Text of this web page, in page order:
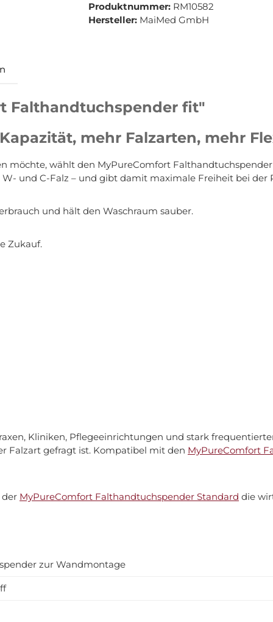
Produktnummer: RM10582
Hersteller: MaiMed GmbH
Falthandtuchspender fit"
mehr Falzarten, mehr
möchte, wählt den MyPureComfort Falthandtuchspender
und C-Falz – und gibt damit maximale Freiheit bei der
und hält den Waschraum sauber.
Zukauf.
Kliniken, Pflegeeinrichtungen und stark
Falzart gefragt ist. Kompatibel mit den MyPureComfort
der MyPureComfort Falthandtuchspender Standard die
zur Wandmontage